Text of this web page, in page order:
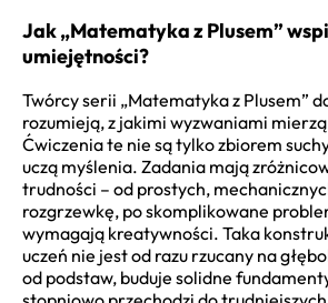
Jak „Matematyka z Plusem”
umiejętności?
Twórcy serii „Matematyka z Plusem”
rozumieją, z jakimi wyzwaniami
Ćwiczenia te nie są tylko zbiorem
uczą myślenia. Zadania mają
trudności – od prostych,
rozgrzewkę, po skomplikowane
wymagają kreatywności. Taka
uczeń nie jest od razu rzucany na
od podstaw, buduje solidne